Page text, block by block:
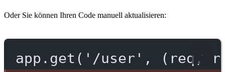
Oder Sie können Ihren Code manuell aktualisieren:
app.get('/user', (req,